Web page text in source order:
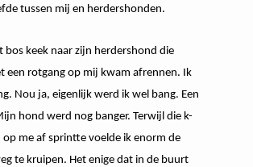
tussen mij en herdershonden.
bos keek naar zijn herdershond die
een rotgang op mij kwam afrennen. Ik
Nou ja, eigenlijk werd ik wel bang. Een
hond werd nog banger. Terwijl die k-
op me af sprintte voelde ik enorm de
te kruipen. Het enige dat in de buurt